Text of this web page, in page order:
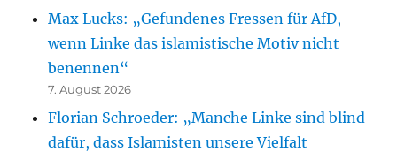
Max Lucks: „Gefundenes Fressen für AfD,
wenn Linke das islamistische Motiv nicht
benennen“
7. August 2026
Florian Schroeder: „Manche Linke sind blind
dafür, dass Islamisten unsere Vielfalt